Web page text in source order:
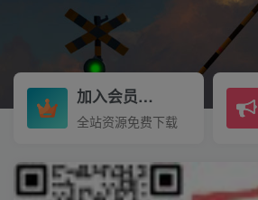
加入会员3.3折
全站资源免费下载